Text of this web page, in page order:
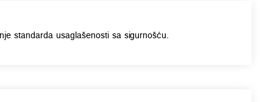
standarda usaglašenosti sa sigurnošću.